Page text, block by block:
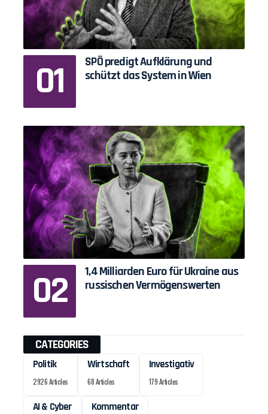
SPÖ predigt Aufklärung und
schützt das System in Wien
1,4 Milliarden Euro für Ukraine aus
russischen Vermögenswerten
CATEGORIES
Politik
2926 Articles
Wirtschaft
68 Articles
Investigativ
179 Articles
AI & Cyber Kommentar